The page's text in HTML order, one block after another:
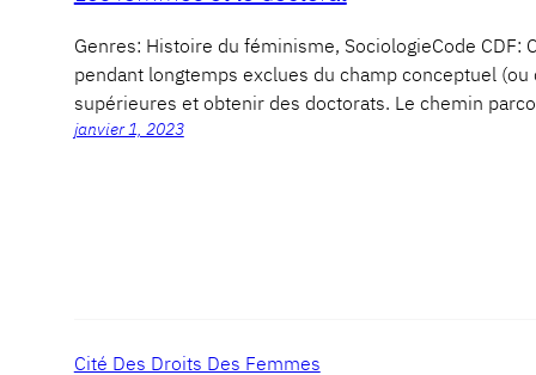
Genres: Histoire du féminisme, SociologieCode
pendant longtemps exclues du champ conceptuel
supérieures et obtenir des doctorats. Le chemin
janvier 1, 2023
Cité Des Droits Des Femmes